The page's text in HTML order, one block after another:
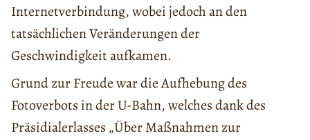
Internetverbindung, wobei jedoch an den
tatsächlichen Veränderungen der
Geschwindigkeit aufkamen.
Grund zur Freude war die Aufhebung des
Fotoverbots in der U-Bahn, welches dank des
Präsidialerlasses „Über Maßnahmen zur